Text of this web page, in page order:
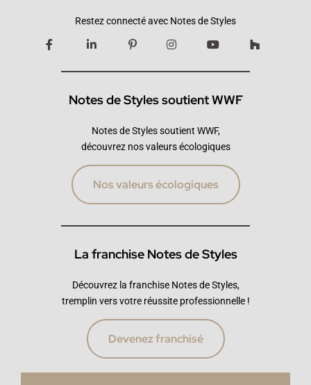
Restez connecté avec Notes de Styles
Notes de Styles soutient WWF
Notes de Styles soutient WWF,
découvrez nos valeurs écologiques
Nos valeurs écologiques
La franchise Notes de Styles
Découvrez la franchise Notes de Styles,
tremplin vers votre réussite professionnelle !
Devenez franchisé